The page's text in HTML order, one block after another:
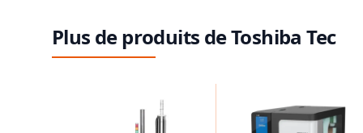
Plus de produits de Toshiba Tec